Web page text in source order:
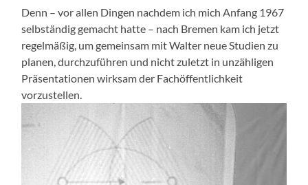
Denn – vor allen Dingen nachdem ich mich Anfang 1967
selbständig gemacht hatte – nach Bremen kam ich jetzt
regelmäßig, um gemeinsam mit Walter neue Studien zu
planen, durchzuführen und nicht zuletzt in unzähligen
Präsentationen wirksam der Fachöffentlichkeit
vorzustellen.